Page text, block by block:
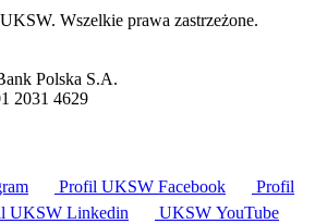
Wszelkie prawa zastrzeżone.
Polska S.A.
2031 4629
Profil UKSW Facebook
Profil
UKSW Linkedin UKSW YouTube